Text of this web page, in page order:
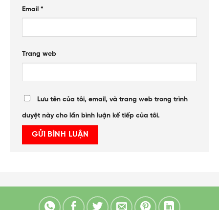
Email *
Trang web
Lưu tên của tôi, email, và trang web trong trình
duyệt này cho lần bình luận kế tiếp của tôi.